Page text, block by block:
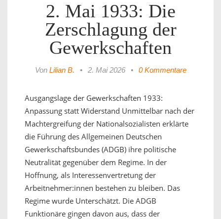
2. Mai 1933: Die
Zerschlagung der
Gewerkschaften
Von Lilian B. • 2. Mai 2026 • 0 Kommentare
Ausgangslage der Gewerkschaften 1933:
Anpassung statt Widerstand Unmittelbar nach der
Machtergreifung der Nationalsozialisten erklärte
die Führung des Allgemeinen Deutschen
Gewerkschaftsbundes (ADGB) ihre politische
Neutralität gegenüber dem Regime. In der
Hoffnung, als Interessenvertretung der
Arbeitnehmer:innen bestehen zu bleiben. Das
Regime wurde Unterschätzt. Die ADGB
Funktionäre gingen davon aus, dass der